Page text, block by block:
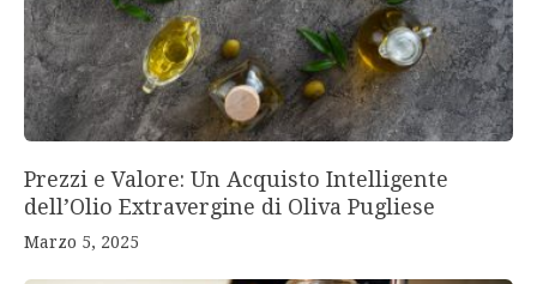
Prezzi e Valore: Un Acquisto Intelligente
dell’Olio Extravergine di Oliva Pugliese
Marzo 5, 2025